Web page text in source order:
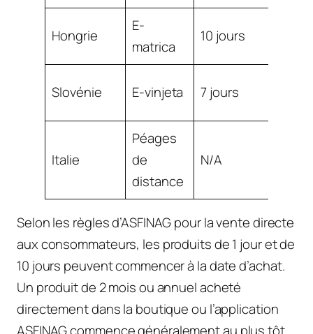
Hongrie
E-
matrica
10 jours
Slovénie E-vinjeta 7 jours
Italie
Péages
de
distance
N/A
Selon les règles d’ASFINAG pour la vente directe
aux consommateurs, les produits de 1 jour et de
10 jours peuvent commencer à la date d’achat.
Un produit de 2 mois ou annuel acheté
directement dans la boutique ou l’application